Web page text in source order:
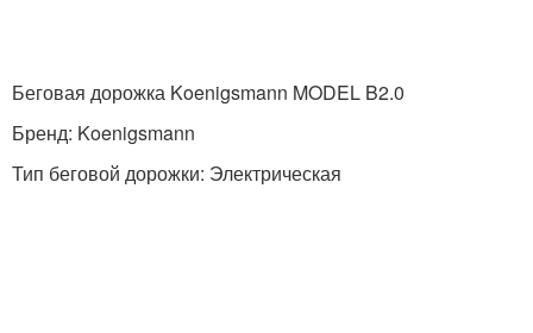
Беговая дорожка Koenigsmann MODEL B2.0
Бренд: Koenigsmann
Тип беговой дорожки: Электрическая